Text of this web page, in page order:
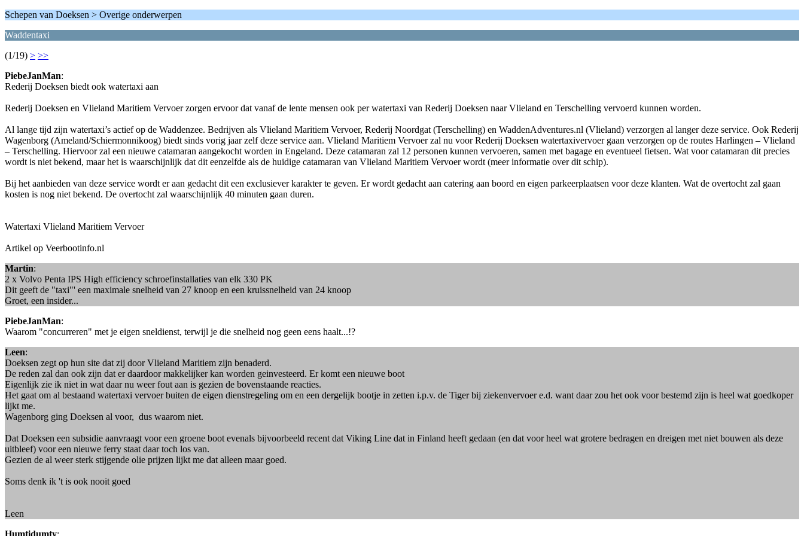
Schepen van Doeksen > Overige onderwerpen
Waddentaxi
(1/19) > >>
PiebeJanMan:
Rederij Doeksen biedt ook watertaxi aan
Rederij Doeksen en Vlieland Maritiem Vervoer zorgen ervoor dat vanaf de lente mensen ook per watertaxi van Rederij Doeksen naar Vlieland en Terschelling vervoerd kunnen worden.
Al lange tijd zijn watertaxi’s actief op de Waddenzee. Bedrijven als Vlieland Maritiem Vervoer, Rederij Noordgat (Terschelling) en WaddenAdventures.nl (Vlieland) verzorgen al langer deze service. Ook Rederij
Wagenborg (Ameland/Schiermonnikoog) biedt sinds vorig jaar zelf deze service aan. Vlieland Maritiem Vervoer zal nu voor Rederij Doeksen watertaxivervoer gaan verzorgen op de routes Harlingen – Vlieland
– Terschelling. Hiervoor zal een nieuwe catamaran aangekocht worden in Engeland. Deze catamaran zal 12 personen kunnen vervoeren, samen met bagage en eventueel fietsen. Wat voor catamaran dit precies
wordt is niet bekend, maar het is waarschijnlijk dat dit eenzelfde als de huidige catamaran van Vlieland Maritiem Vervoer wordt (meer informatie over dit schip).
Bij het aanbieden van deze service wordt er aan gedacht dit een exclusiever karakter te geven. Er wordt gedacht aan catering aan boord en eigen parkeerplaatsen voor deze klanten. Wat de overtocht zal gaan
kosten is nog niet bekend. De overtocht zal waarschijnlijk 40 minuten gaan duren.
Watertaxi Vlieland Maritiem Vervoer
Artikel op Veerbootinfo.nl
Martin:
2 x Volvo Penta IPS High efficiency schroefinstallaties van elk 330 PK
Dit geeft de "taxi"' een maximale snelheid van 27 knoop en een kruissnelheid van 24 knoop
Groet, een insider...
PiebeJanMan:
Waarom "concurreren" met je eigen sneldienst, terwijl je die snelheid nog geen eens haalt...!?
Leen:
Doeksen zegt op hun site dat zij door Vlieland Maritiem zijn benaderd.
De reden zal dan ook zijn dat er daardoor makkelijker kan worden geinvesteerd. Er komt een nieuwe boot
Eigenlijk zie ik niet in wat daar nu weer fout aan is gezien de bovenstaande reacties.
Het gaat om al bestaand watertaxi vervoer buiten de eigen dienstregeling om en een dergelijk bootje in zetten i.p.v. de Tiger bij ziekenvervoer e.d. want daar zou het ook voor bestemd zijn is heel wat goedkoper
lijkt me.
Wagenborg ging Doeksen al voor, dus waarom niet.
Dat Doeksen een subsidie aanvraagt voor een groene boot evenals bijvoorbeeld recent dat Viking Line dat in Finland heeft gedaan (en dat voor heel wat grotere bedragen en dreigen met niet bouwen als deze
uitbleef) voor een nieuwe ferry staat daar toch los van.
Gezien de al weer sterk stijgende olie prijzen lijkt me dat alleen maar goed.
Soms denk ik 't is ook nooit goed
Leen
Humtidumty: